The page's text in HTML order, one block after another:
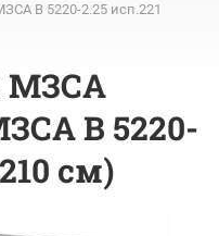
B 5220-2.25 исп.221
МЗСА
B 5220-
см)